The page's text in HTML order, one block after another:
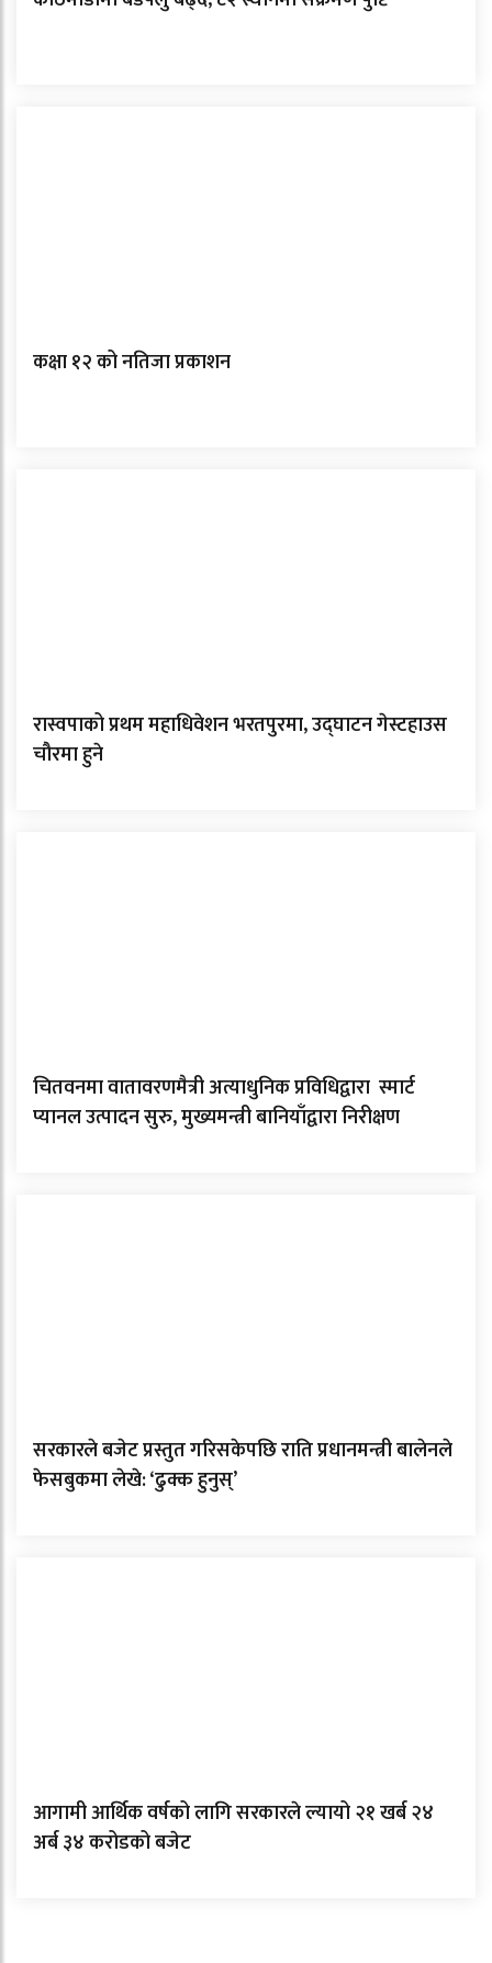
कक्षा १२ को नतिजा प्रकाशन
रास्वपाको प्रथम महाधिवेशन भरतपुरमा, उद्घाटन गेस्टहाउस
चौरमा हुने
चितवनमा वातावरणमैत्री अत्याधुनिक प्रविधिद्वारा स्मार्ट
प्यानल उत्पादन सुरु, मुख्यमन्त्री बानियाँद्वारा निरीक्षण
सरकारले बजेट प्रस्तुत गरिसकेपछि राति प्रधानमन्त्री बालेनले
फेसबुकमा लेखे: ‘ढुक्क हुनुस्’
आगामी आर्थिक वर्षको लागि सरकारले ल्यायो २१ खर्ब २४
अर्ब ३४ करोडको बजेट